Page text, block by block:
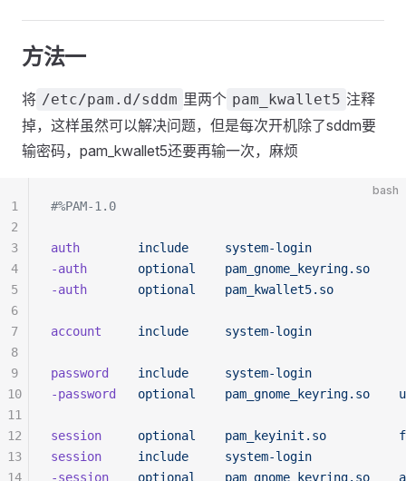
方法一
将 /etc/pam.d/sddm 里两个 pam_kwallet5 注释
掉，这样虽然可以解决问题，但是每次开机除了sddm要
输密码，pam_kwallet5还要再输一次，麻烦
bash
#%PAM-1.0
auth
        include
     system-login
-auth
       optional
    pam_gnome_keyring.so
-auth
       optional
    pam_kwallet5.so
account
     include
     system-login
password
    include
     system-login
-password
   optional
    pam_gnome_keyring.so
session
     optional
    pam_keyinit.so
session
     include
     system-login
-session
    optional
    pam_gnome_keyring.so
1
2
3
4
5
6
7
8
9
10
11
12
13
14